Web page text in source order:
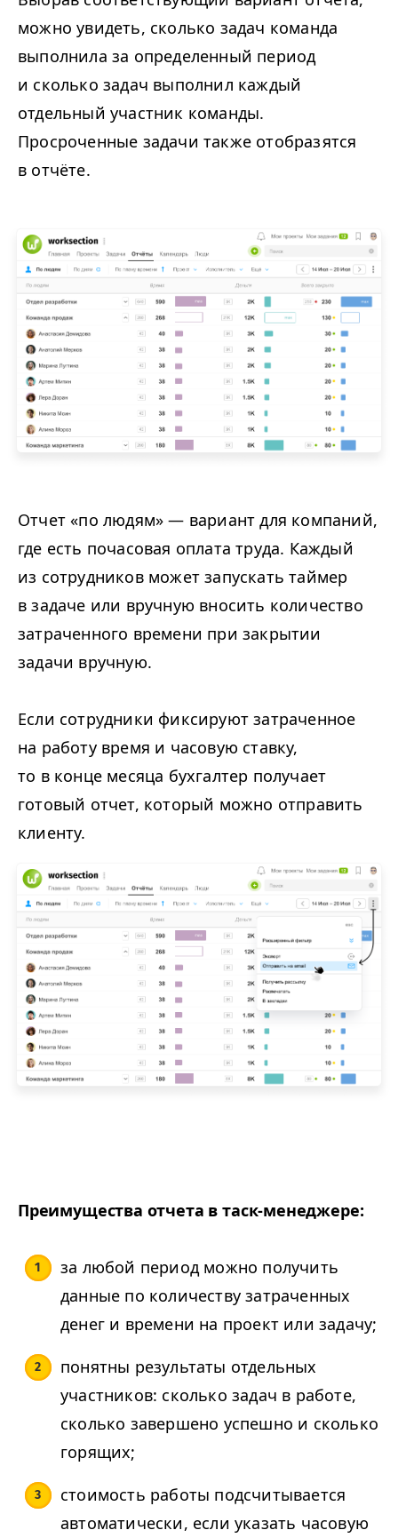
можно увидеть, сколько задач команда
выполнила за определенный период
и сколько задач выполнил каждый
отдельный участник команды.
Просроченные задачи также отобразятся
в отчёте.
Отчет «по людям» — вариант для компаний,
где есть почасовая оплата труда. Каждый
из сотрудников может запускать таймер
в задаче или вручную вносить количество
затраченного времени при закрытии
задачи вручную.
Если сотрудники фиксируют затраченное
на работу время и часовую ставку,
то в конце месяца бухгалтер получает
готовый отчет, который можно отправить
клиенту.
Преимущества отчета в таск-менеджере:
за любой период можно получить
данные по количеству затраченных
денег и времени на проект или задачу;
понятны результаты отдельных
участников: сколько задач в работе,
сколько завершено успешно и сколько
горящих;
стоимость работы подсчитывается
автоматически, если указать часовую